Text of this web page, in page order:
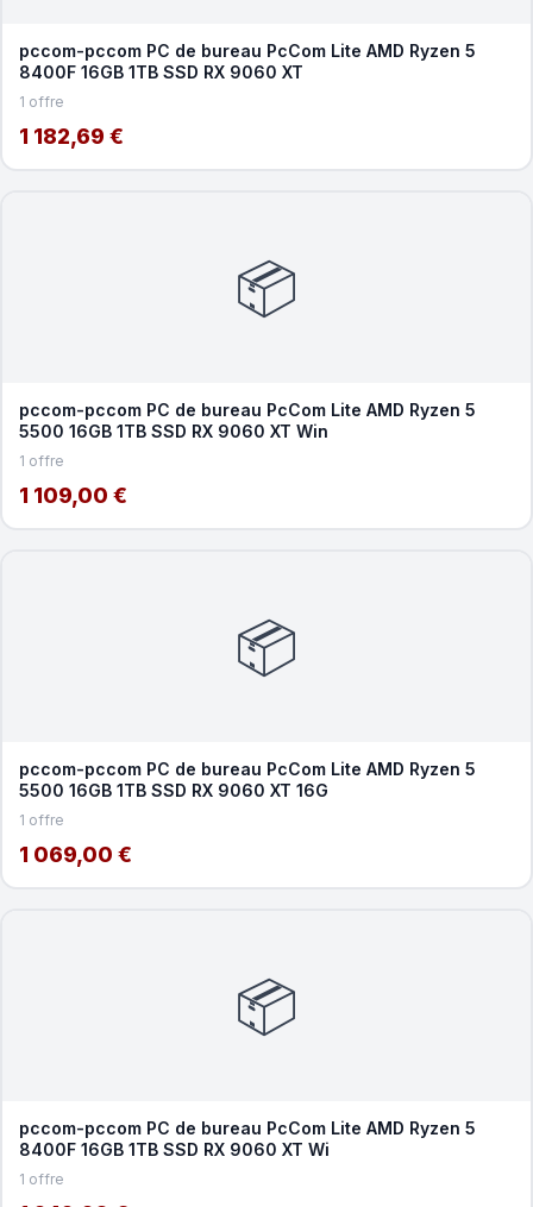
pccom-pccom PC de bureau PcCom Lite AMD Ryzen 5
8400F 16GB 1TB SSD RX 9060 XT
1 offre
1 182,69 €
📦
pccom-pccom PC de bureau PcCom Lite AMD Ryzen 5
5500 16GB 1TB SSD RX 9060 XT Win
1 offre
1 109,00 €
📦
pccom-pccom PC de bureau PcCom Lite AMD Ryzen 5
5500 16GB 1TB SSD RX 9060 XT 16G
1 offre
1 069,00 €
📦
pccom-pccom PC de bureau PcCom Lite AMD Ryzen 5
8400F 16GB 1TB SSD RX 9060 XT Wi
1 offre